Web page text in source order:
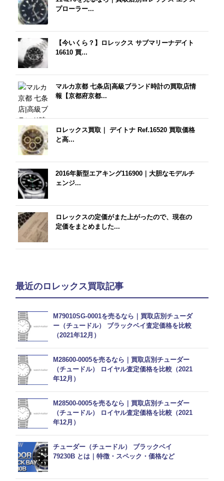
プローラー...
【今いくら？】ロレックス サブマリーナデイト
16610 買...
マルカ京都 七条店|高級ブランド時計の買取店情
報【京都府京都...
ロレックス買取｜ デイトナ Ref.16520 買取価格
と高...
2016年新型エアキング116900｜大胆なモデルチ
ェンジ...
ロレックスの定価がまた上がったので、現在の
定価をまとめました...
最近のロレックス買取記事
M79010SG-0001を売るなら｜買取店別チューダ
ー（チュードル） ブラックベイ査定価格を比較
（2021年12月）
M28600-0005を売るなら｜買取店別チューダー
（チュードル） ロイヤル査定価格を比較（2021
年12月）
M28500-0005を売るなら｜買取店別チューダー
（チュードル） ロイヤル査定価格を比較（2021
年12月）
チューダー（チュードル） ブラックベイ
79230B とは｜特徴・スペック・価格など